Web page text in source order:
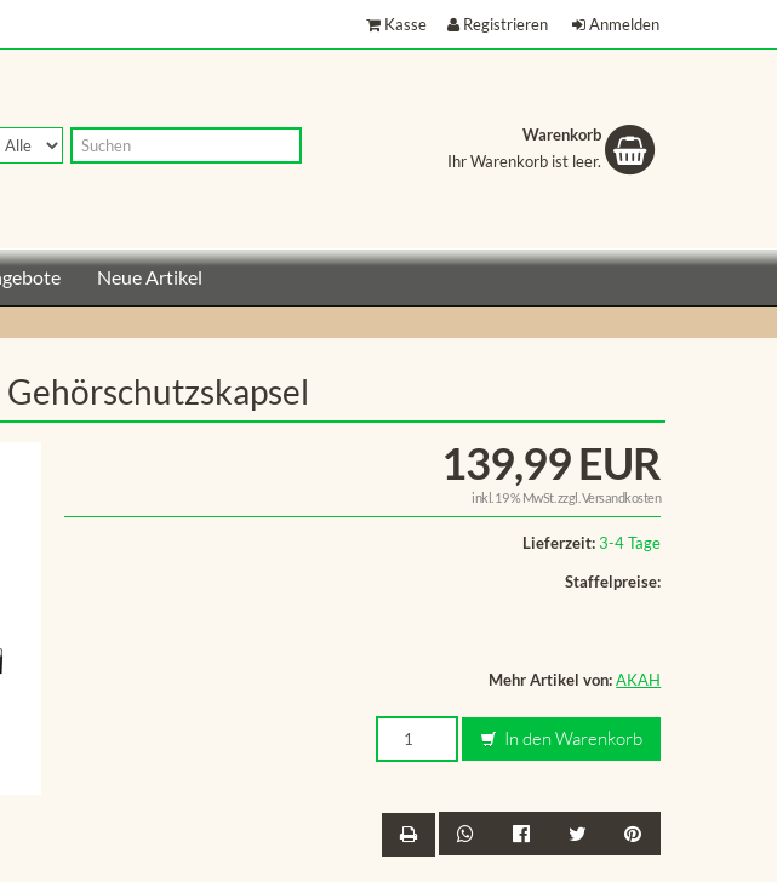
Kasse Registrieren Anmelden
Warenkorb
Ihr Warenkorb ist leer.
Neue Artikel
139,99 EUR
inkl. 19 % MwSt. zzgl. Versandkosten
Lieferzeit: 3-4 Tage
Staffelpreise:
Mehr Artikel von: AKAH
In den Warenkorb